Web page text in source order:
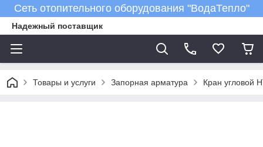
Сеть отопительного оборудования "ВодаТепло"
Надежный поставщик
Товары и услуги Запорная арматура Кран угловой